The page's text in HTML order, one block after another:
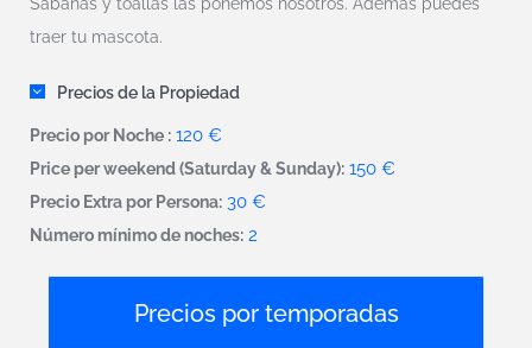
traer tu mascota.
Precios de la Propiedad
Precio por Noche : 120 €
Price per weekend (Saturday & Sunday): 150 €
Precio Extra por Persona: 30 €
Número mínimo de noches: 2
Precios por temporadas